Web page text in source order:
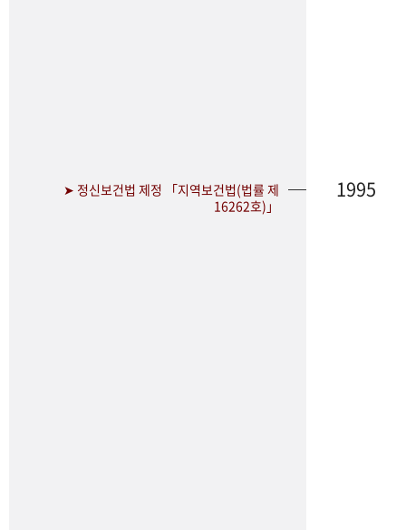
➤ 정신보건법 제정 「지역보건법(법률 제
16262호)」
1995